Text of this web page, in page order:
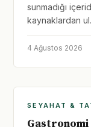
sunmadığı
kaynaklardan
4 Ağustos 2026
SEYAHAT &
Gastronomi